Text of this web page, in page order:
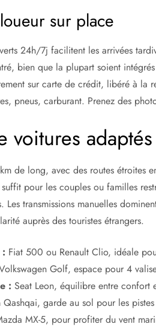
sur place
24h/7j facilitent les arrivées
bien que la plupart soient
sur carte de crédit, libéré à la
pneus, carburant. Prenez des
voitures
de long, avec des routes étroites
pour les couples ou familles
Les transmissions manuelles
auprès des touristes étrangers.
Fiat 500 ou Renault Clio, idéale
Golf, espace pour 4
: Seat Leon, équilibre entre confort
Qashqai, garde au sol pour les
MX-5, pour profiter du vent